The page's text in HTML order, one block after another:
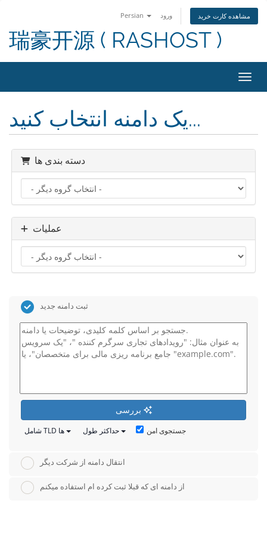
Persian ورود مشاهده کارت خرید
瑞豪开源 ( RASHOST )
یک دامنه انتخاب کنید...
دسته بندی ها
عملیات
ثبت دامنه جدید
شامل TLD ها حداکثر طول جستجوی امن
انتقال دامنه از شرکت دیگر
از دامنه ای که قبلا ثبت کرده ام استفاده میکنم